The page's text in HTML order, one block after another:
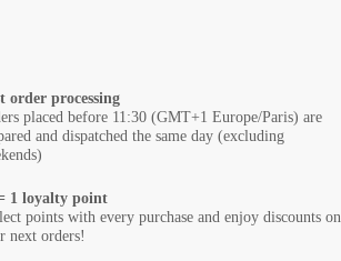
order processing
placed before 11:30 (GMT+1 Europe/Paris) are
and dispatched the same day (excluding
1 loyalty point
points with every purchase and enjoy discounts on
next orders!